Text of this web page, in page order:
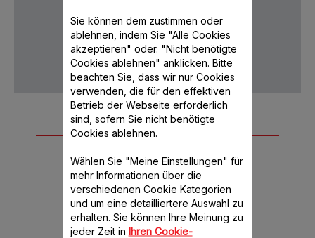
Datenschutz AGB
Weiteres
empfohlenes
Zubehör
Sie können dem zustimmen oder
ablehnen, indem Sie "Alle Cookies
akzeptieren" oder. "Nicht benötigte
Cookies ablehnen" anklicken. Bitte
beachten Sie, dass wir nur Cookies
verwenden, die für den effektiven
Betrieb der Webseite erforderlich
sind, sofern Sie nicht benötigte
Cookies ablehnen.
Wählen Sie "Meine Einstellungen" für
mehr Informationen über die
verschiedenen Cookie Kategorien
und um eine detailliertere Auswahl zu
erhalten. Sie können Ihre Meinung zu
jeder Zeit in Ihren Cookie-